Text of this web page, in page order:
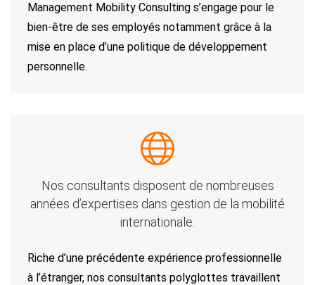
Management Mobility Consulting s’engage pour le
bien-être de ses employés notamment grâce à la
mise en place d’une politique de développement
personnelle.
Nos consultants disposent de nombreuses
années d’expertises dans gestion de la mobilité
internationale.
Riche d’une précédente expérience professionnelle
à l’étranger, nos consultants polyglottes travaillent